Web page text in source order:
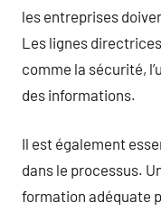
les entreprises
Les lignes
comme la sécurité,
des informations.
Il est également
dans le processus.
formation adéquate